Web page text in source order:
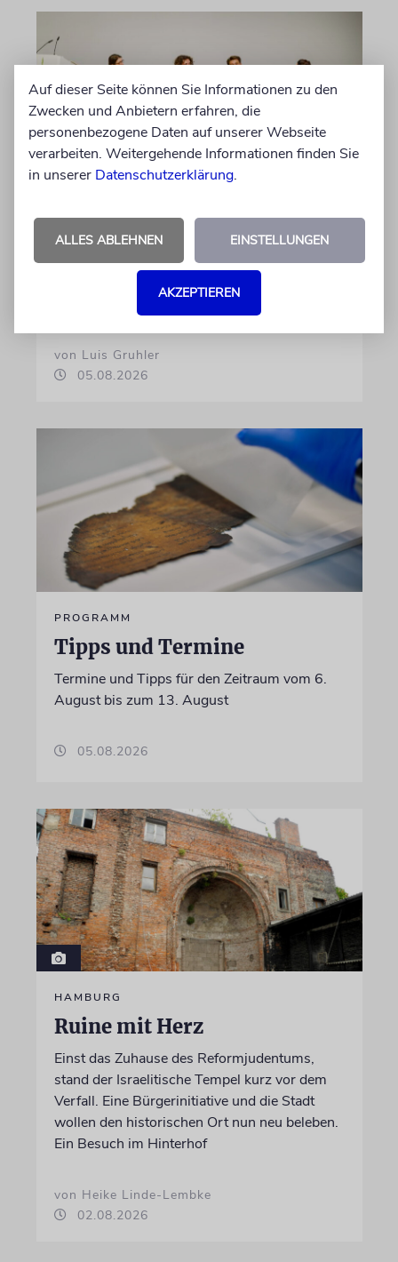
Bedrohlich aktuell
Ein Forschungsprojekt von NS-Dokuzentrum
und Lenbachhaus untersucht, wie völkische
von Luis Gruhler
05.08.2026
PROGRAMM
Tipps und Termine
Termine und Tipps für den Zeitraum vom 6.
August bis zum 13. August
05.08.2026
HAMBURG
Ruine mit Herz
Einst das Zuhause des Reformjudentums,
stand der Israelitische Tempel kurz vor dem
Verfall. Eine Bürgerinitiative und die Stadt
wollen den historischen Ort nun neu beleben.
Ein Besuch im Hinterhof
von Heike Linde-Lembke
02.08.2026
Auf dieser Seite können Sie Informationen zu den
Zwecken und Anbietern erfahren, die
personenbezogene Daten auf unserer Webseite
verarbeiten. Weitergehende Informationen finden Sie
in unserer Datenschutzerklärung.
ALLES ABLEHNEN EINSTELLUNGEN
AKZEPTIEREN